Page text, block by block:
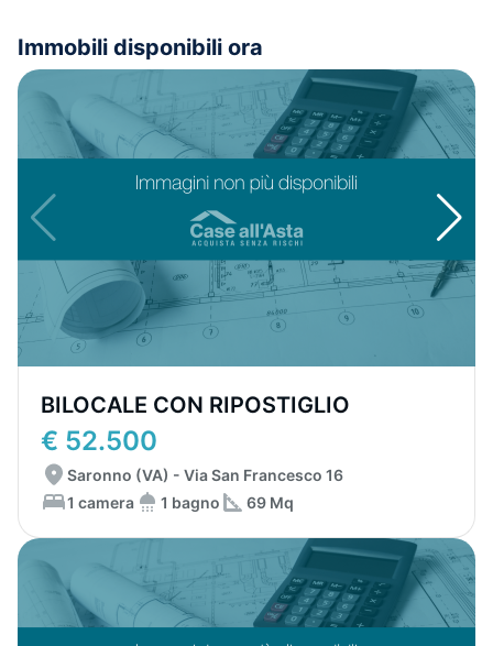
Immobili disponibili ora
BILOCALE CON RIPOSTIGLIO
€ 52.500
Saronno (VA) - Via San Francesco 16
1 camera
1 bagno 69 Mq